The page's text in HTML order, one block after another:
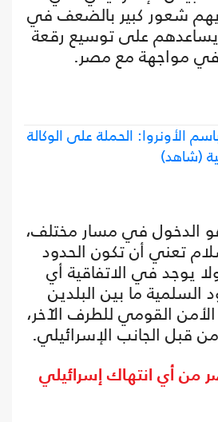
شعور كبير بالضعف في
يساعدهم على توسيع رقعة
في مواجهة مع مصر.
الأونروا: الحملة على الوكالة
(شاهد)
هو الدخول في مسار مختلف،
تعني أن تكون الحدود
يوجد في الاتفاقية أي
ما بين البلدين
القومي للطرف الآخر،
من قبل الجانب الإسرائيلي.
أي انتهاك إسرائيلي